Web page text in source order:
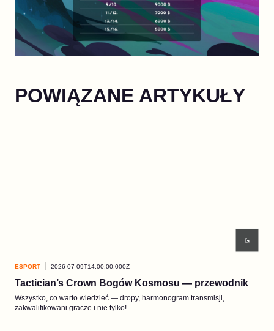
POWIĄZANE ARTYKUŁY
ESPORT 2026-07-09T14:00:00.000Z
Tactician’s Crown Bogów Kosmosu — przewodnik
Wszystko, co warto wiedzieć — dropy, harmonogram transmisji,
zakwalifikowani gracze i nie tylko!